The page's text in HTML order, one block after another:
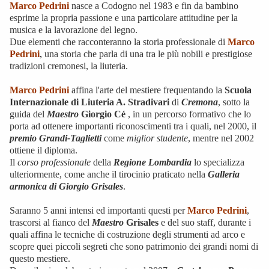
Marco Pedrini nasce a Codogno nel 1983 e fin da bambino
esprime la propria passione e una particolare attitudine per la
musica e la lavorazione del legno.
Due elementi che racconteranno la storia professionale di Marco
Pedrini, una storia che parla di una tra le più nobili e prestigiose
tradizioni cremonesi, la liuteria.
Marco Pedriniaffina l'arte del mestiere frequentando la Scuola
Internazionale di Liuteria A. Stradivaridi Cremona, sotto la
guida del Maestro Giorgio Cé , in un percorso formativo che lo
porta ad ottenere importanti riconoscimenti tra i quali, nel 2000, il
premio Grandi-Taglietticome miglior studente, mentre nel 2002
ottiene il diploma.
Il corso professionale della Regione Lombardia lo specializza
ulteriormente, come anche il tirocinio praticato nella Galleria
armonica di Giorgio Grisales.
Saranno 5 anni intensi ed importanti questi perMarco Pedrini,
trascorsi al fianco del Maestro Grisales e del suo staff, durante i
quali affina le tecniche di costruzione degli strumenti ad arco e
scopre quei piccoli segreti che sono patrimonio dei grandi nomi di
questo mestiere.